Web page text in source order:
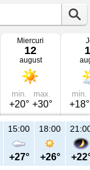
Miercuri
12
august
min.
+20°
max.
+30°
min.
+18°
15:00
+27°
18:00
+26°